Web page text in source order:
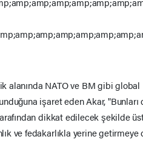
alanında NATO ve BM gibi global
işaret eden Akar,
dikkat edilecek şekilde
ve fedakarlıkla yerine